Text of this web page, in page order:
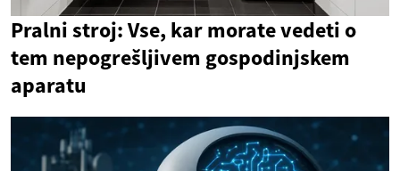
Pralni stroj: Vse, kar morate vedeti o
tem nepogrešljivem gospodinjskem
aparatu